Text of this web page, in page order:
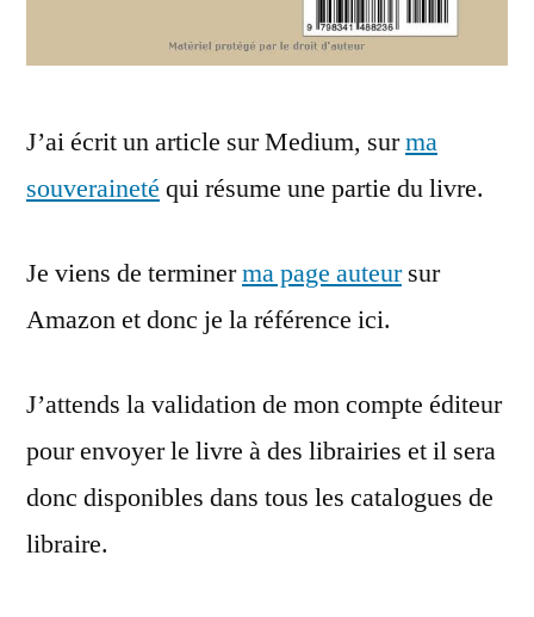
J’ai écrit un article sur Medium, surma
souveraineté qui résume une partie du livre.
Je viens de terminerma page auteursur
Amazon et donc je la référence ici.
J’attends la validation de mon compte éditeur
pour envoyer le livre à des librairies et il sera
donc disponibles dans tous les catalogues de
libraire.